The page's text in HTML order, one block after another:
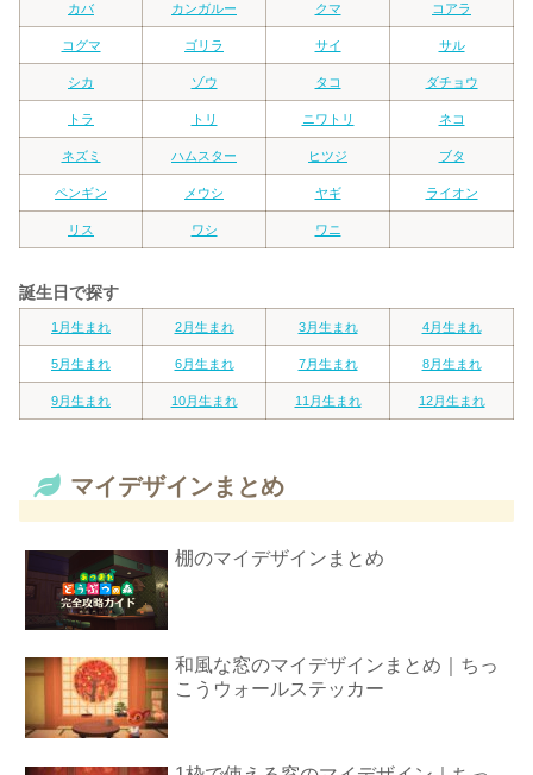
カバ カンガルー クマ コアラ
コグマ ゴリラ サイ サル
シカ ゾウ タコ ダチョウ
トラ トリ ニワトリ ネコ
ネズミ ハムスター ヒツジ ブタ
ペンギン メウシ ヤギ ライオン
リス ワシ ワニ
誕生日で探す
1月生まれ 2月生まれ 3月生まれ 4月生まれ
5月生まれ 6月生まれ 7月生まれ 8月生まれ
9月生まれ 10月生まれ 11月生まれ 12月生まれ
マイデザインまとめ
棚のマイデザインまとめ
和風な窓のマイデザインまとめ｜ちっ
こうウォールステッカー